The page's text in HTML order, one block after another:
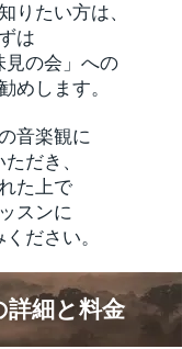
りたい方は、
は
見の会」への
めします。
音楽観に
だき、
た上で
スンに
ださい。
詳細と料金